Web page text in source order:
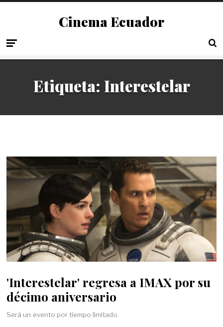
Cinema Ecuador
Etiqueta: Interestelar
'Interestelar' regresa a IMAX por su
décimo aniversario
Será un evento por tiempo limitado.